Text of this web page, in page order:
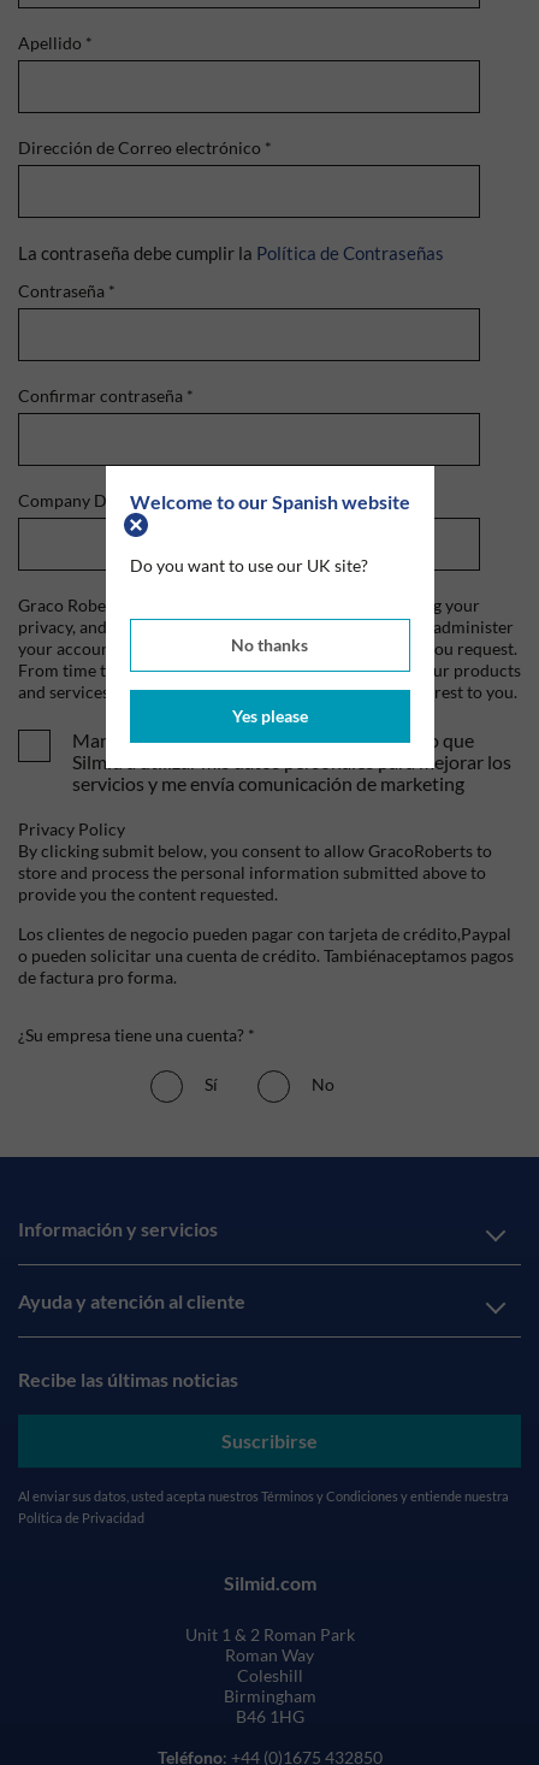
Welcome to our Spanish website
Do you want to use our UK site?
No thanks
Yes please
Apellido *
Dirección de Correo electrónico *
La contraseña debe cumplir la Política de Contraseñas
Contraseña *
Confirmar contraseña *
Company Domain*
Graco Roberts is committed to protecting and respecting your
privacy, and we'll only use your personal information to administer
your account and to provide the products and services you request.
From time to time, we would like to contact you about our products
and services, as well as other content that may be of interest to you.
Mandame tus ofertas y novedades. Entiendo que
Silmid a utilizar mis datos personales para mejorar los
servicios y me envía comunicación de marketing
Privacy Policy
By clicking submit below, you consent to allow GracoRoberts to
store and process the personal information submitted above to
provide you the content requested.
Los clientes de negocio pueden pagar con tarjeta de crédito,Paypal
o pueden solicitar una cuenta de crédito. Tambiénaceptamos pagos
de factura pro forma.
¿Su empresa tiene una cuenta? *
Sí No
Información y servicios
Ayuda y atención al cliente
Recibe las últimas noticias
Suscribirse
Al enviar sus datos, usted acepta nuestros Términos y Condiciones y entiende nuestra
Política de Privacidad
Silmid.com
Unit 1 & 2 Roman Park
Roman Way
Coleshill
Birmingham
B46 1HG
Teléfono: +44 (0)1675 432850